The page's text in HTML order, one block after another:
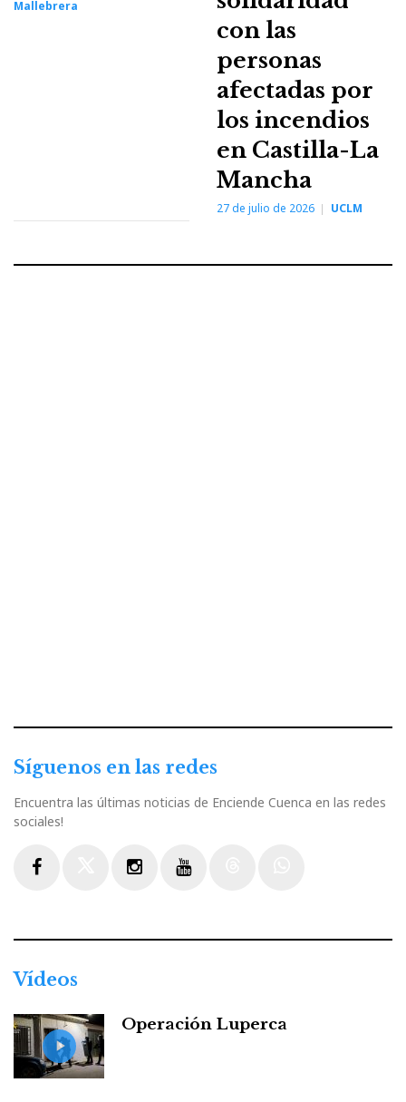
Mallebrera
con las
personas
afectadas por
los incendios
en Castilla-La
Mancha
27 de julio de 2026 UCLM
Síguenos en las redes
Encuentra las últimas noticias de Enciende Cuenca en las redes
sociales!
Vídeos
Operación Luperca